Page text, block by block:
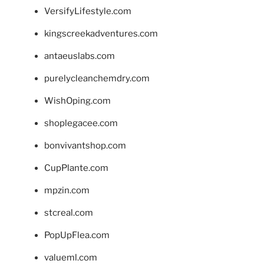
VersifyLifestyle.com
kingscreekadventures.com
antaeuslabs.com
purelycleanchemdry.com
WishOping.com
shoplegacee.com
bonvivantshop.com
CupPlante.com
mpzin.com
stcreal.com
PopUpFlea.com
valueml.com